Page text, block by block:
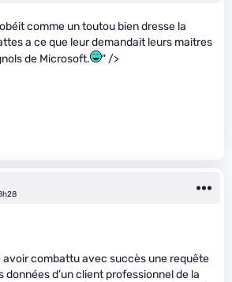
comme un toutou bien dresse la
a ce que leur demandait leurs maitres
de Microsoft.
" />
avoir combattu avec succès une requête
données d’un client professionnel de la